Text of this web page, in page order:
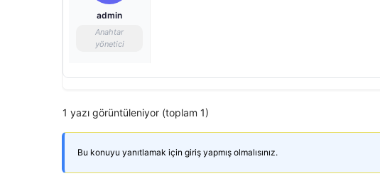
admin
Anahtar
yönetici
1 yazı görüntüleniyor (toplam 1)
Bu konuyu yanıtlamak için giriş yapmış olmalısınız.